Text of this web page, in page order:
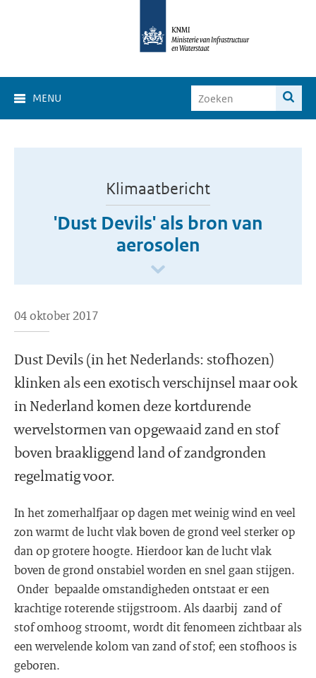
MENU
Klimaatbericht
'Dust Devils' als bron van
aerosolen
04 oktober 2017
Dust Devils (in het Nederlands: stofhozen)
klinken als een exotisch verschijnsel maar ook
in Nederland komen deze kortdurende
wervelstormen van opgewaaid zand en stof
boven braakliggend land of zandgronden
regelmatig voor.
In het zomerhalfjaar op dagen met weinig wind en veel
zon warmt de lucht vlak boven de grond veel sterker op
dan op grotere hoogte. Hierdoor kan de lucht vlak
boven de grond onstabiel worden en snel gaan stijgen.
Onder bepaalde omstandigheden ontstaat er een
krachtige roterende stijgstroom. Als daarbij zand of
stof omhoog stroomt, wordt dit fenomeen zichtbaar als
een wervelende kolom van zand of stof; een stofhoos is
geboren.